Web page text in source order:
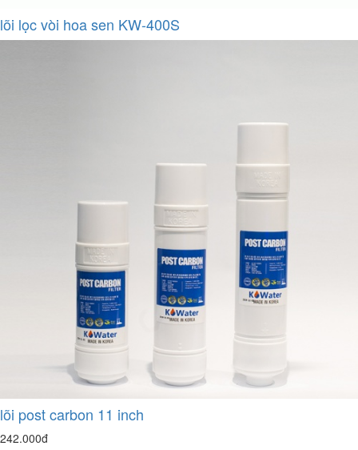
lõi lọc vòi hoa sen KW-400S
lõi post carbon 11 inch
242.000đ